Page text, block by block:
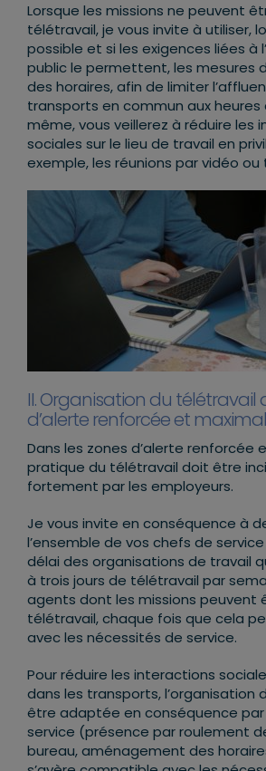
Lorsque les missions ne peuvent
télétravail, je vous invite à utiliser,
possible et si les exigences liées à
public le permettent, les mesures
des horaires, afin de limiter
transports en commun aux heures
même, vous veillerez à réduire les
sociales sur le lieu de travail en
exemple, les réunions par vidéo
II. Organisation du télétravail
d’alerte renforcée et
Dans les zones d’alerte renforcée
pratique du télétravail doit être
fortement par les employeurs.
Je vous invite en conséquence à
l’ensemble de vos chefs de
délai des organisations de travail
à trois jours de télétravail par
agents dont les missions peuvent
télétravail, chaque fois que cela
avec les nécessités de service.
Pour réduire les interactions
dans les transports, l’organisation
être adaptée en conséquence
service (présence par roulement
bureau, aménagement des